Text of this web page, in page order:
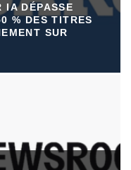
IA DÉPASSE
% DES TITRES
SUR